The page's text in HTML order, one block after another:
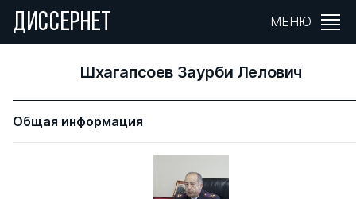
ДИССЕРНЕТ МЕНЮ
Шхагапсоев Заурби Лелович
Общая информация